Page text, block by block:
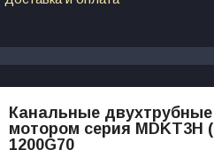
Канальные
мотором серия MDKT3H
1200G70